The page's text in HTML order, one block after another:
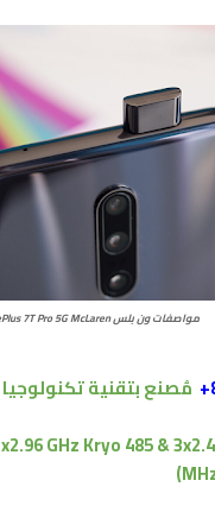
مواصفات ون بلس OnePlus 7T Pro 5G McLaren
مُصنع بتقنيةتكنولوجيا 7 نانومتر